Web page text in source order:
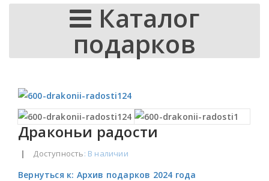
Каталог
подарков
Драконьи радости
| Доступность: В наличии
Вернуться к: Архив подарков 2024 года